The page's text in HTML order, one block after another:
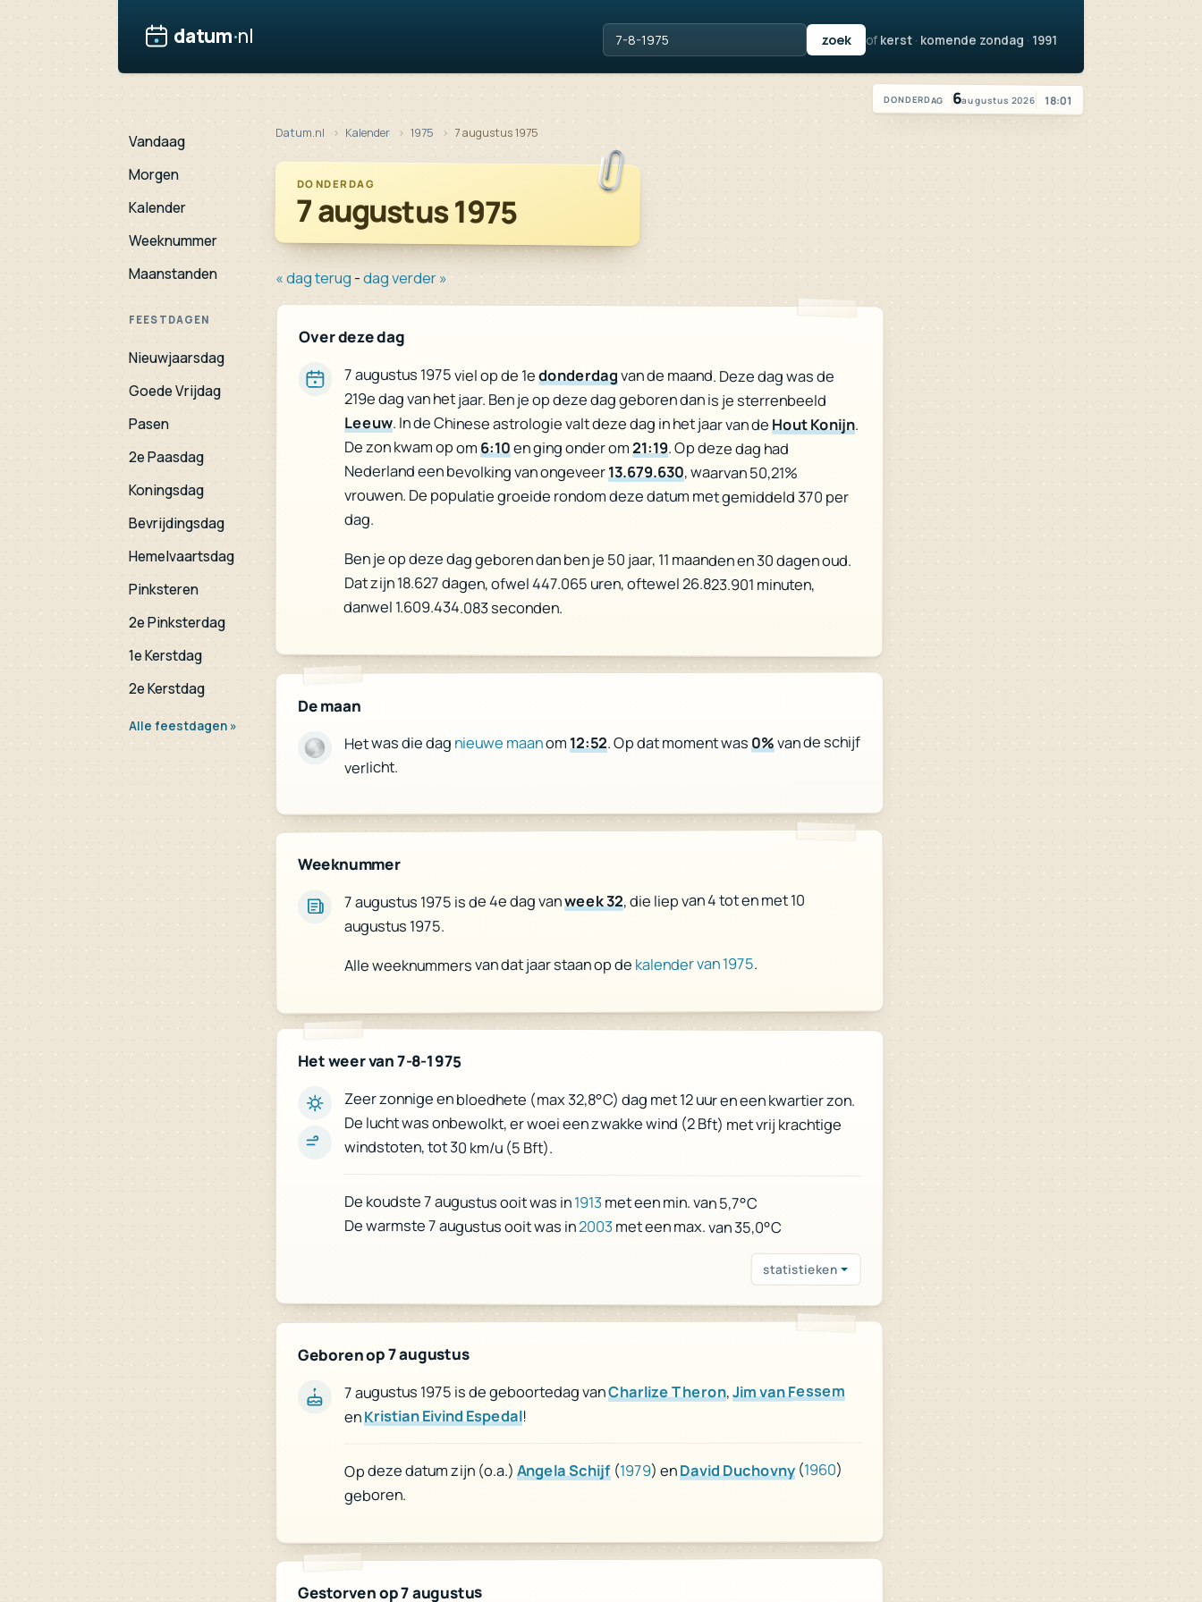
datum·nl
Vandaag is het donderdag 6 augustus 2026
DONDERDAG 6augustus 2026 18:01
Vandaag
Morgen
Kalender
Weeknummer
Maanstanden
FEESTDAGEN
Nieuwjaarsdag
Goede Vrijdag
Pasen
2e Paasdag
Koningsdag
Bevrijdingsdag
Hemelvaartsdag
Pinksteren
2e Pinksterdag
1e Kerstdag
2e Kerstdag
Alle feestdagen »
Datum.nl Kalender 1975 7 augustus 1975
DONDERDAG
7 augustus 1975
« dag terug -dag verder »
Over deze dag
7 augustus 1975 viel op de 1edonderdagvan de maand. Deze dag was de
219e dag van het jaar. Ben je op deze dag geboren dan is je sterrenbeeld
Leeuw. In de Chinese astrologie valt deze dag in het jaar van de Hout Konijn.
De zon kwam op om6:10en ging onder om21:19. Op deze dag had
Nederland een bevolking van ongeveer13.679.630, waarvan 50,21%
vrouwen. De populatie groeide rondom deze datum met gemiddeld 370 per
dag.
Ben je op deze dag geboren dan ben je 50 jaar, 11 maanden en 30 dagen oud.
Dat zijn 18.627 dagen, ofwel 447.065 uren, oftewel 26.823.901 minuten,
danwel 1.609.434.083 seconden.
De maan
Het was die dag nieuwe maanom 12:52. Op dat moment was0%van de schijf
verlicht.
Weeknummer
7 augustus 1975 is de 4e dag vanweek 32, die liep van 4 tot en met 10
augustus 1975.
Alle weeknummers van dat jaar staan op de kalender van 1975.
Het weer van 7-8-1975
Zeer zonnige en bloedhete (max 32,8°C) dag met 12 uur en een kwartier zon.
De lucht was onbewolkt, er woei een zwakke wind (2 Bft) met vrij krachtige
windstoten, tot 30 km/u (5 Bft).
De koudste 7 augustus ooit was in1913met een min. van 5,7°C
De warmste 7 augustus ooit was in2003met een max. van 35,0°C
statistieken
Geboren op 7 augustus
7 augustus 1975 is de geboortedag vanCharlize Theron,Jim van Fessem
enKristian Eivind Espedal!
Op deze datum zijn (o.a.)Angela Schijf (1979) enDavid Duchovny (1960)
geboren.
Gestorven op 7 augustus
of kerst · komende zondag · 1991